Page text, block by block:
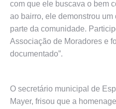
com que ele buscava o bem
ao bairro, ele demonstrou
parte da comunidade.
Associação de Moradores e
documentado”.
O secretário municipal de
Mayer, frisou que a